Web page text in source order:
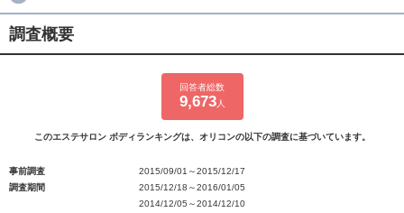
調査概要
回答者総数
9,673人
このエステサロン ボディランキングは、オリコンの以下の調査に基づいています。
事前調査
2015/09/01～2015/12/17
調査期間
2015/12/18～2016/01/05
2014/12/05～2014/12/10